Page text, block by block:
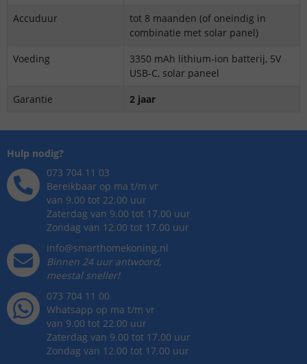
Accuduur
tot 8 maanden (of oneindig in
combinatie met solar panel)
Voeding
3350 mAh lithium-ion batterij, 5V
USB-C, solar paneel
Garantie
2 jaar
Hulp nodig?
073 704 11 03
Bereikbaar op ma t/m vr
van 9.00 tot 22.00 uur
Zaterdag van 9.00 tot 17.00 uur
Zondag van 12.00 tot 17.00 uur
info@smarthomekoning.nl
Binnen 24 uur antwoord,
meestal sneller!
073 704 11 00
Whatsapp op ma t/m vr
van 9.00 tot 22.00 uur
Zaterdag van 9.00 tot 17.00 uur
Zondag van 12.00 tot 17.00 uur